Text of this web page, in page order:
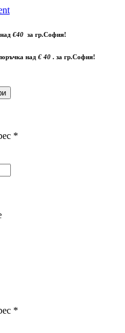
€40 за гр.София!
над € 40 . за гр.София!
*
*